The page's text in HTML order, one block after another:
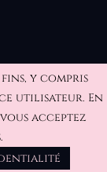
y compris
utilisateur. En
acceptez